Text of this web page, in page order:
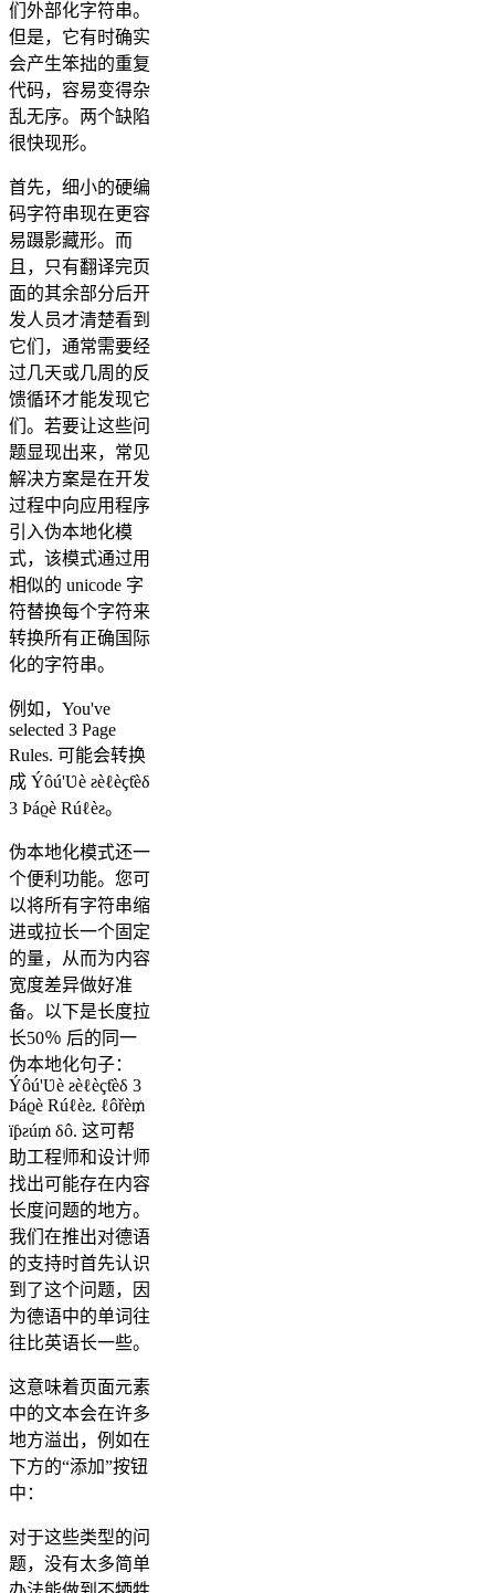
们外部化字符串。
但是，它有时确实
会产生笨拙的重复
代码，容易变得杂
乱无序。两个缺陷
很快现形。
首先，细小的硬编
码字符串现在更容
易蹑影藏形。而
且，只有翻译完页
面的其余部分后开
发人员才清楚看到
它们，通常需要经
过几天或几周的反
馈循环才能发现它
们。若要让这些问
题显现出来，常见
解决方案是在开发
过程中向应用程序
引入伪本地化模
式，该模式通过用
相似的 unicode 字
符替换每个字符来
转换所有正确国际
化的字符串。
例如，You've
selected 3 Page
Rules. 可能会转换
成 Ýôú'Ʋè ƨèℓèçƭèδ
3 Þáϱè Rúℓèƨ。
伪本地化模式还一
个便利功能。您可
以将所有字符串缩
进或拉长一个固定
的量，从而为内容
宽度差异做好准
备。以下是长度拉
长50％ 后的同一
伪本地化句子：
Ýôú'Ʋè ƨèℓèçƭèδ 3
Þáϱè Rúℓèƨ. ℓôřè₥
ïƥƨú₥ δô. 这可帮
助工程师和设计师
找出可能存在内容
长度问题的地方。
我们在推出对德语
的支持时首先认识
到了这个问题，因
为德语中的单词往
往比英语长一些。
这意味着页面元素
中的文本会在许多
地方溢出，例如在
下方的“添加”按钮
中：
对于这些类型的问
题，没有太多简单